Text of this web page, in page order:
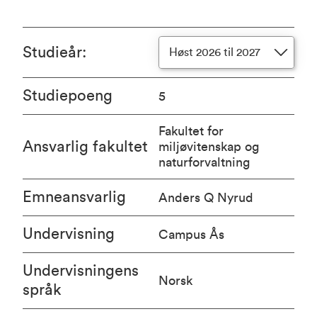
Studieår: Høst 2026 til 2027
Studiepoeng 5
Ansvarlig fakultet
Fakultet for
miljøvitenskap og
naturforvaltning
Emneansvarlig Anders Q Nyrud
Undervisning Campus Ås
Undervisningens
språk
Norsk